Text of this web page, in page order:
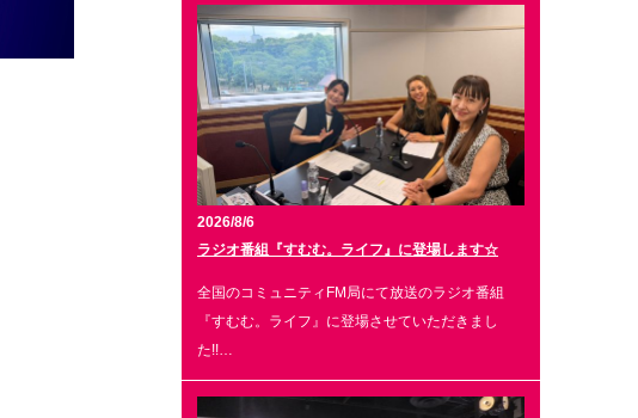
2026/8/6
ラジオ番組『すむむ。ライフ』に登場します☆
全国のコミュニティFM局にて放送のラジオ番組
『すむむ。ライフ』に登場させていただきまし
た!!…